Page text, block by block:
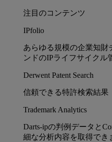
注目のコンテンツ
IPfolio
あらゆる規模の企業知財
ンドのIPライフサイクル
Derwent Patent Search
信頼できる特許検索結果
Trademark Analytics
Darts-ipの判例データと
細な分析内容を取得でき